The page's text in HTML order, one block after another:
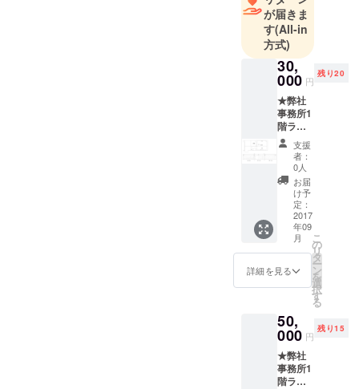
が届きま
す(All-in
方式)
30,
000 円
残り20
★弊社
事務所1
階ラウ
ンジス
ペース
（〒
151-
0053 東
京都渋
谷区
代々木
１丁目
５５−１
４）を
ギャラ
2017年
9月1日
から
2018年
8月31日
までの
支援
者：
0人
お届
け予
定：
2017
年09
月
詳細を見る
こ
の
リ
タ
ー
ン
を
選
択
す
る
50,
000 円
残り15
★弊社
事務所1
階ラウ